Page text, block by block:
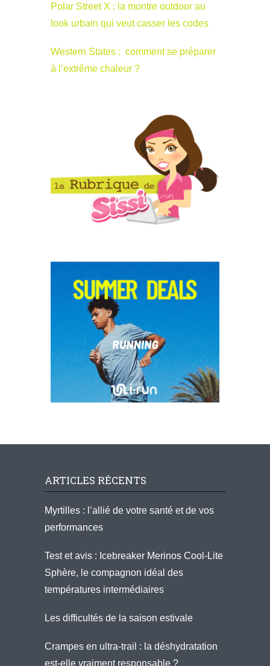
Polar Street X : la montre outdoor au
look urbain qui veut casser les codes
Western States : comment se préparer
à l’extrême chaleur ?
ARTICLES RÉCENTS
Myrtilles : l’allié de votre santé et de vos
performances
Test et avis : Icebreaker Merinos Cool-Lite
Sphère, le compagnon idéal des
températures intermédiaires
Les difficultés de la saison estivale
Crampes en ultra-trail : la déshydratation
est-elle vraiment responsable ?